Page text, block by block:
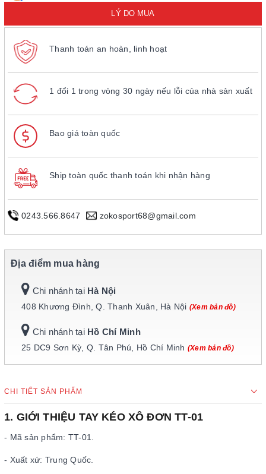
LÝ DO MUA
Thanh toán an hoàn, linh hoạt
1 đổi 1 trong vòng 30 ngày nếu lỗi của nhà sản xuất
Bao giá toàn quốc
Ship toàn quốc thanh toán khi nhận hàng
0243.566.8647 zokosport68@gmail.com
Địa điểm mua hàng
Chi nhánh tại Hà Nội
408 Khương Đình, Q. Thanh Xuân, Hà Nội (Xem bản đồ)
Chi nhánh tại Hồ Chí Minh
25 DC9 Sơn Kỳ, Q. Tân Phú, Hồ Chí Minh (Xem bản đồ)
CHI TIẾT SẢN PHẨM
1. GIỚI THIỆU TAY KÉO XÔ ĐƠN TT-01
- Mã sản phẩm: TT-01.
- Xuất xứ: Trung Quốc.